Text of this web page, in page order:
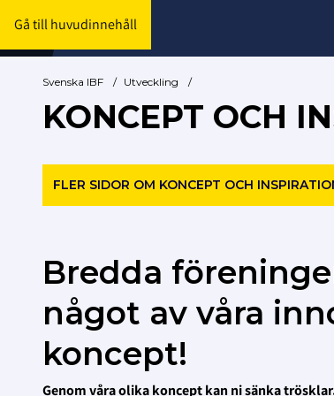
Gå till huvudinnehåll
Svenska IBF / Utveckling /
KONCEPT OCH
FLER SIDOR OM KONCEPT OCH
Bredda
något av våra
koncept!
Genom våra olika koncept kan ni sänka